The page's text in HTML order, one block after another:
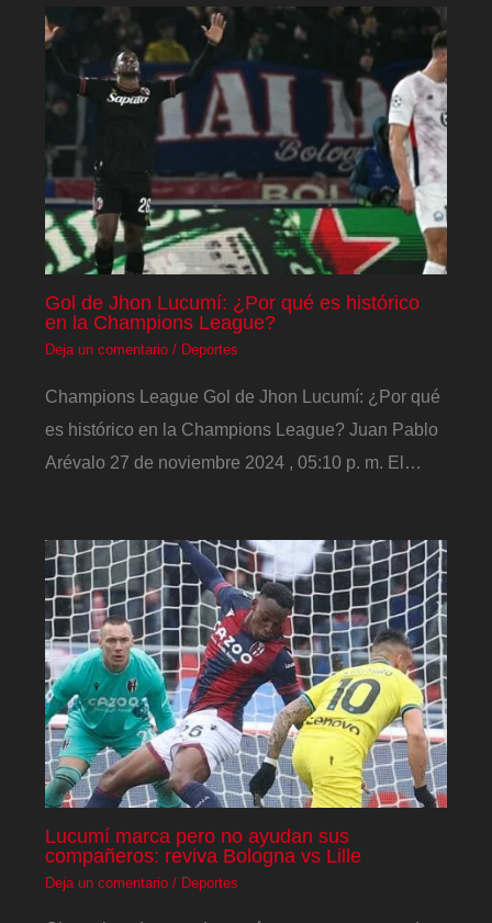
Gol de Jhon Lucumí: ¿Por qué es histórico
en la Champions League?
Deja un comentario / Deportes
Champions League Gol de Jhon Lucumí: ¿Por qué
es histórico en la Champions League? Juan Pablo
Arévalo 27 de noviembre 2024 , 05:10 p. m. El…
Lucumí marca pero no ayudan sus
compañeros: reviva Bologna vs Lille
Deja un comentario / Deportes